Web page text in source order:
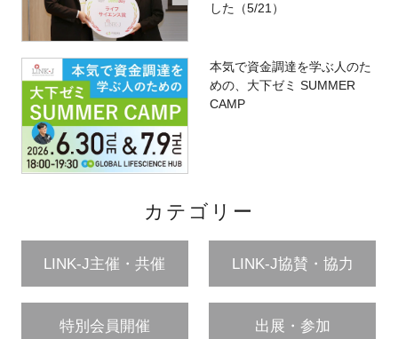
した（5/21）
本気で資金調達を学ぶ人のた
めの、大下ゼミ SUMMER
CAMP
カテゴリー
LINK-J主催・共催 LINK-J協賛・協力
特別会員開催 出展・参加